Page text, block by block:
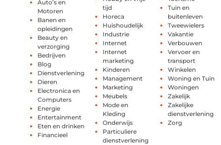
Auto’s en
Motoren
Banen en
opleidingen
Beauty en
verzorging
Bedrijven
Blog
Dienstverlening
Dieren
Electronica en
Computers
Energie
Entertainment
Eten en drinken
Financieel
tijd
Horeca
Huishoudelijk
Industrie
Internet
Internet
marketing
Kinderen
Management
Marketing
Meubels
Mode en
Kleding
Onderwijs
Particuliere
dienstverlening
Tuin en
buitenleven
Tweewielers
Vakantie
Verbouwen
Vervoer en
transport
Winkelen
Woning en Tuin
Woningen
Zakelijk
Zakelijke
dienstverlening
Zorg